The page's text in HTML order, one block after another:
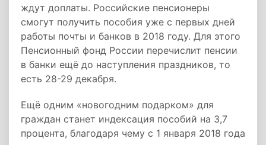
ждут доплаты. Российские пенсионеры
смогут получить пособия уже с первых дней
работы почты и банков в 2018 году. Для этого
Пенсионный фонд России перечислит пенсии
в банки ещё до наступления праздников, то
есть 28-29 декабря.
Ещё одним «новогодним подарком» для
граждан станет индексация пособий на 3,7
процента, благодаря чему с 1 января 2018 года